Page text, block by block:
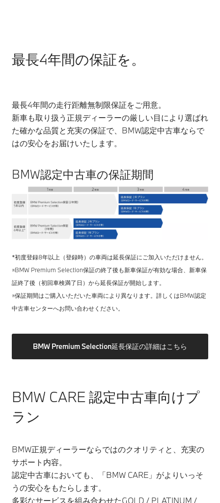
最長4年間の保証を。
最長4年間の走行距離無制限保証をご用意。
新車も取り扱う正規ディーラーの厳しい目により選ばれ
た確かな品質と充実の保証で、BMW認定中古車ならで
はの安心をお届けいたします。
BMW認定中古車の保証期間
*初度登録8年以上（登録時）の車両は延長保証にご加入いただけません。
※BMW Premium Selection保証の終了後も新車保証が有効な場合、新車保
証終了後（初回車検満了日）から延長保証が開始します。
※保証期間はご購入いただいた車両により異なります。詳しくはBMW認定
中古車センターへお問い合わせください。
BMW Premium Selection延長保証の詳細はこちら
BMW CARE 認定中古車向けプ
ラン
BMW正規ディーラーならではのクオリティと、充実の
サポート内容。
認定中古車においても、「BMW CARE」がよりいっそ
うの安心をもたらします。
多彩なサービスを組み合わせたGOLD / PLATINUM /